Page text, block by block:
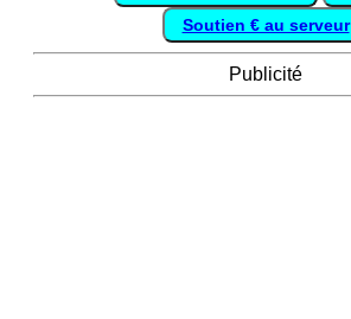
Soutien € au serveur
Publicité